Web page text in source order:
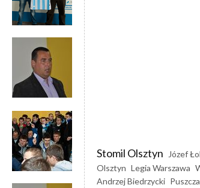
Stomil Olsztyn Józef
Olsztyn Legia Warszawa
Andrzej Biedrzycki